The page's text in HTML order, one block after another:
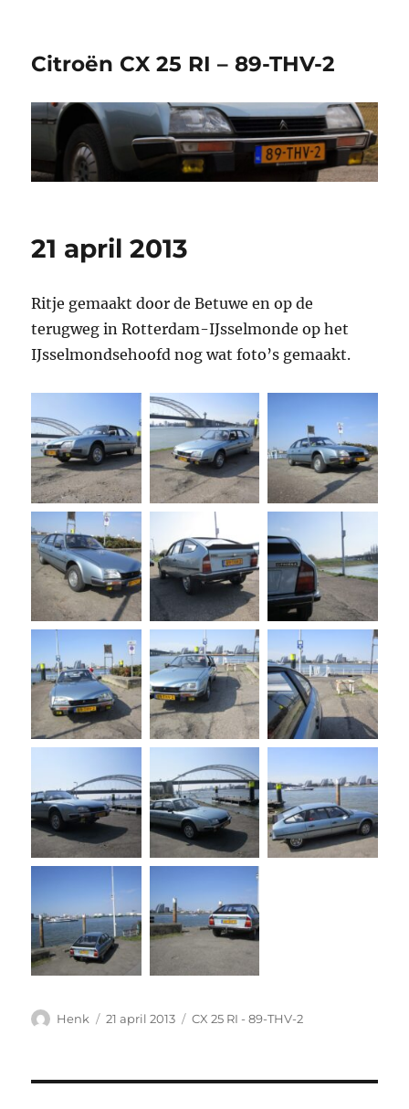
Citroën CX 25 RI – 89-THV-2
21 april 2013
Ritje gemaakt door de Betuwe en op de
terugweg in Rotterdam-IJsselmonde op het
IJsselmondsehoofd nog wat foto’s gemaakt.
Auteur
Henk
Geplaatst
21 april 2013 Categorieën
CX 25 RI - 89-THV-2